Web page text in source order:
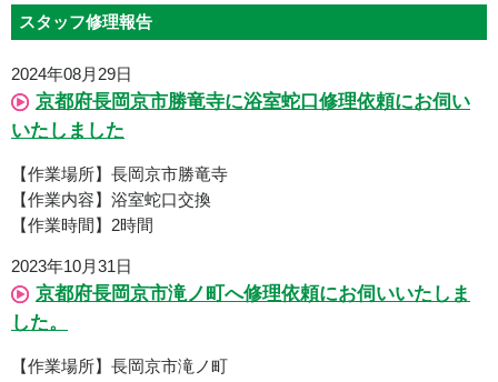
スタッフ修理報告
2024年08月29日
京都府長岡京市勝竜寺に浴室蛇口修理依頼にお伺い
いたしました
【作業場所】長岡京市勝竜寺
【作業内容】浴室蛇口交換
【作業時間】2時間
2023年10月31日
京都府長岡京市滝ノ町へ修理依頼にお伺いいたしま
した。
【作業場所】長岡京市滝ノ町